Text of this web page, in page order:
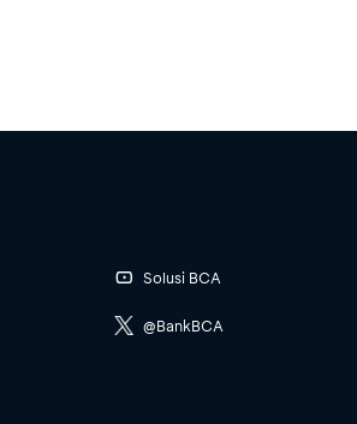
Solusi BCA
@BankBCA